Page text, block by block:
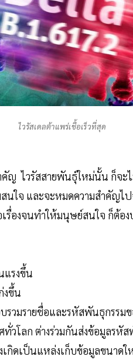
ไวรัสเดลต้าแพร่เชื้อเร็วที่สุด
ไวรัสสายพันธุ์ใหม่นั้น ก็จะไ
นใจ และจะหมดความสำคัญไ
องจนทำให้มนุษย์สนใจ ก็ต้อ
แรงขึ้น
งขึ้น
มรายชื่อและรหัสพันธุกรรมข
วโลก ต่างร่วมกันส่งข้อมูลรหั
กิดเป็นแหล่งเก็บข้อมูลขนาดใ